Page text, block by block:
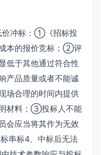
价冲标：①《招标投
本的报价竞标；②评
低于其他通过符合性
产品质量或者不能诚
场合理的时间内提供
材料；③投标人不能
会应当将其作为无效
串标4、中标后无法